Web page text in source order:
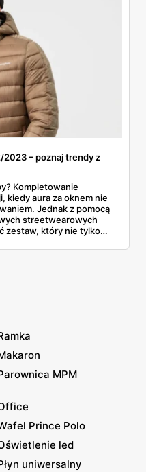
– poznaj trendy z
Kompletowanie
kiedy aura za oknem nie
Jednak z pomocą
streetwearowych
zestaw, który nie tylko
dnia. Jakie produkty
MPM
Prince Polo
led
uniwersalny